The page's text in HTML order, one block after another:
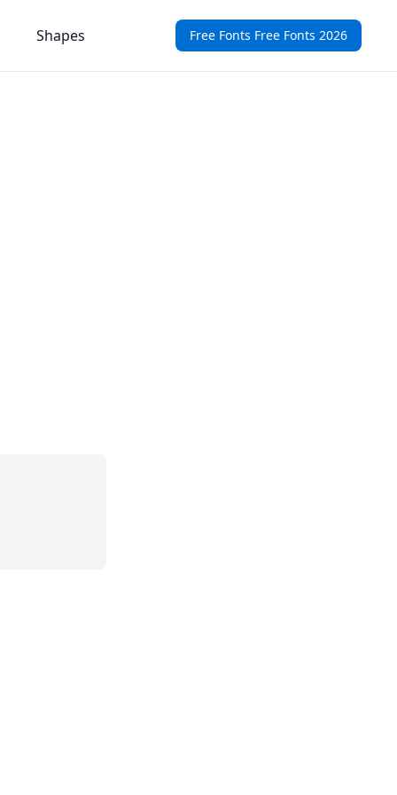
Free Fonts Free Fonts 2026
Shapes